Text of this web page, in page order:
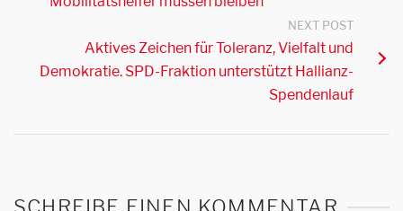
NEXT POST
Aktives Zeichen für Toleranz, Vielfalt und
Demokratie. SPD-Fraktion unterstützt Hallianz-
Spendenlauf